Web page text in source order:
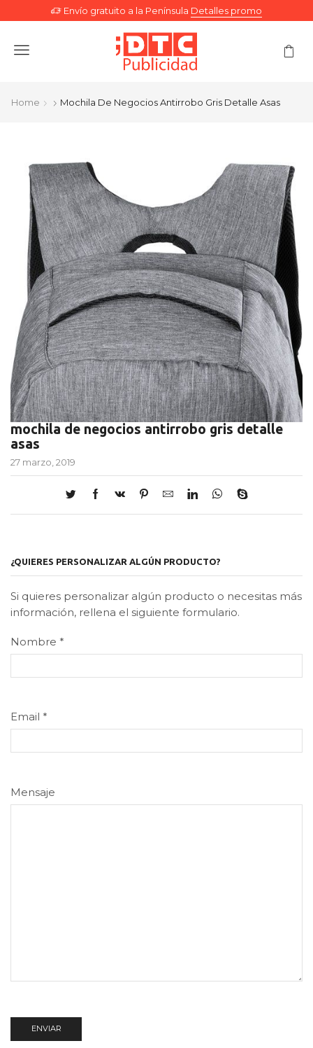
Envío gratuito a la Península Detalles promo
Menu
Home Mochila De Negocios Antirrobo Gris Detalle Asas
mochila de negocios antirrobo gris detalle
asas
27 marzo, 2019
¿QUIERES PERSONALIZAR ALGÚN PRODUCTO?
Si quieres personalizar algún producto o necesitas más
información, rellena el siguiente formulario.
Nombre *
Email *
Mensaje